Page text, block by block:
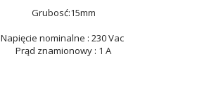
Grubosć:15mm
Napięcie nominalne : 230 Vac
Prąd znamionowy : 1 A